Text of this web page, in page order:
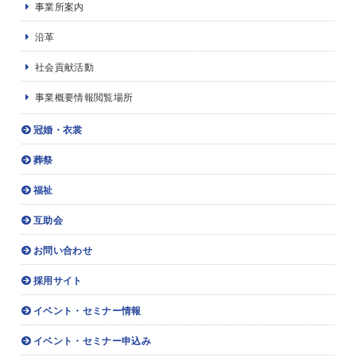
事業所案内
沿革
社会貢献活動
事業概要情報閲覧場所
冠婚・衣裳
葬祭
福祉
互助会
お問い合わせ
採用サイト
イベント・セミナー情報
イベント・セミナー申込み